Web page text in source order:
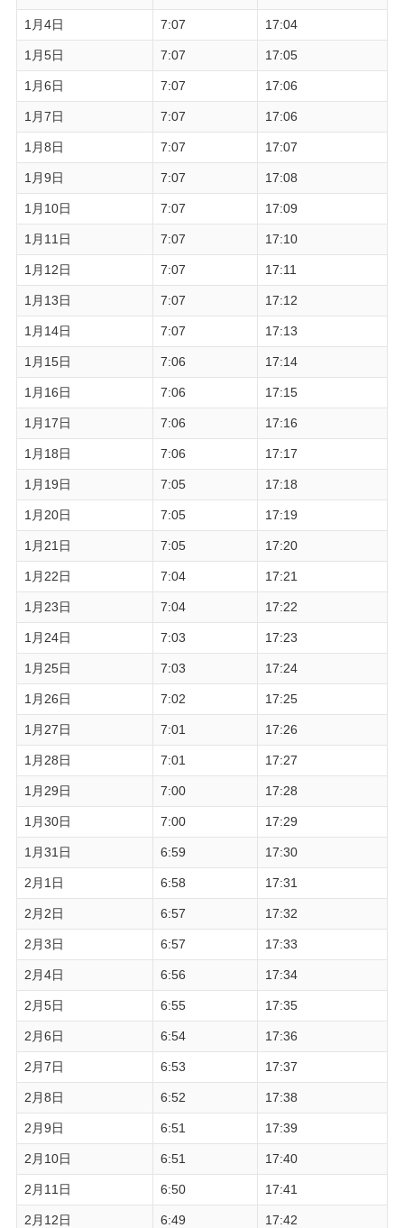
1月4日 7:07 17:04
1月5日 7:07 17:05
1月6日 7:07 17:06
1月7日 7:07 17:06
1月8日 7:07 17:07
1月9日 7:07 17:08
1月10日 7:07 17:09
1月11日 7:07 17:10
1月12日 7:07 17:11
1月13日 7:07 17:12
1月14日 7:07 17:13
1月15日 7:06 17:14
1月16日 7:06 17:15
1月17日 7:06 17:16
1月18日 7:06 17:17
1月19日 7:05 17:18
1月20日 7:05 17:19
1月21日 7:05 17:20
1月22日 7:04 17:21
1月23日 7:04 17:22
1月24日 7:03 17:23
1月25日 7:03 17:24
1月26日 7:02 17:25
1月27日 7:01 17:26
1月28日 7:01 17:27
1月29日 7:00 17:28
1月30日 7:00 17:29
1月31日 6:59 17:30
2月1日 6:58 17:31
2月2日 6:57 17:32
2月3日 6:57 17:33
2月4日 6:56 17:34
2月5日 6:55 17:35
2月6日 6:54 17:36
2月7日 6:53 17:37
2月8日 6:52 17:38
2月9日 6:51 17:39
2月10日 6:51 17:40
2月11日 6:50 17:41
2月12日 6:49 17:42